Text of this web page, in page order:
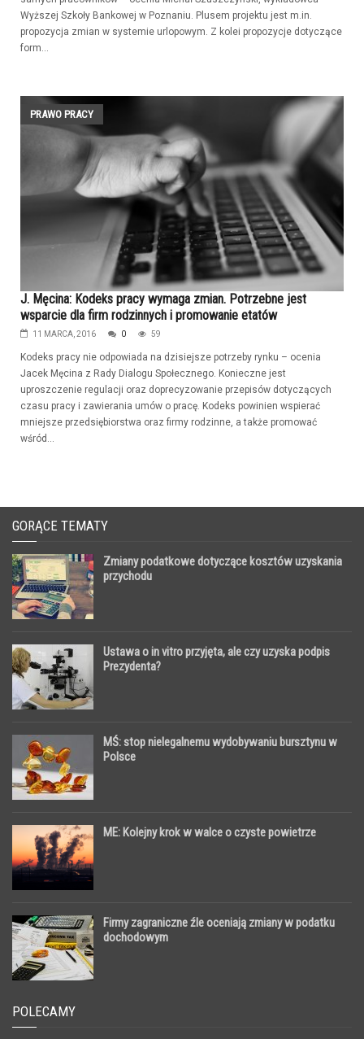
Wyższej Szkoły Bankowej w Poznaniu. Plusem projektu jest m.in.
propozycja zmian w systemie urlopowym. Z kolei propozycje dotyczące
form...
PRAWO PRACY
J. Męcina: Kodeks pracy wymaga zmian. Potrzebne jest
wsparcie dla firm rodzinnych i promowanie etatów
11 MARCA, 2016 0 59
Kodeks pracy nie odpowiada na dzisiejsze potrzeby rynku – ocenia
Jacek Męcina z Rady Dialogu Społecznego. Konieczne jest
uproszczenie regulacji oraz doprecyzowanie przepisów dotyczących
czasu pracy i zawierania umów o pracę. Kodeks powinien wspierać
mniejsze przedsiębiorstwa oraz firmy rodzinne, a także promować
wśród...
GORĄCE TEMATY
Zmiany podatkowe dotyczące kosztów uzyskania
przychodu
Ustawa o in vitro przyjęta, ale czy uzyska podpis
Prezydenta?
MŚ: stop nielegalnemu wydobywaniu bursztynu w
Polsce
ME: Kolejny krok w walce o czyste powietrze
Firmy zagraniczne źle oceniają zmiany w podatku
dochodowym
POLECAMY